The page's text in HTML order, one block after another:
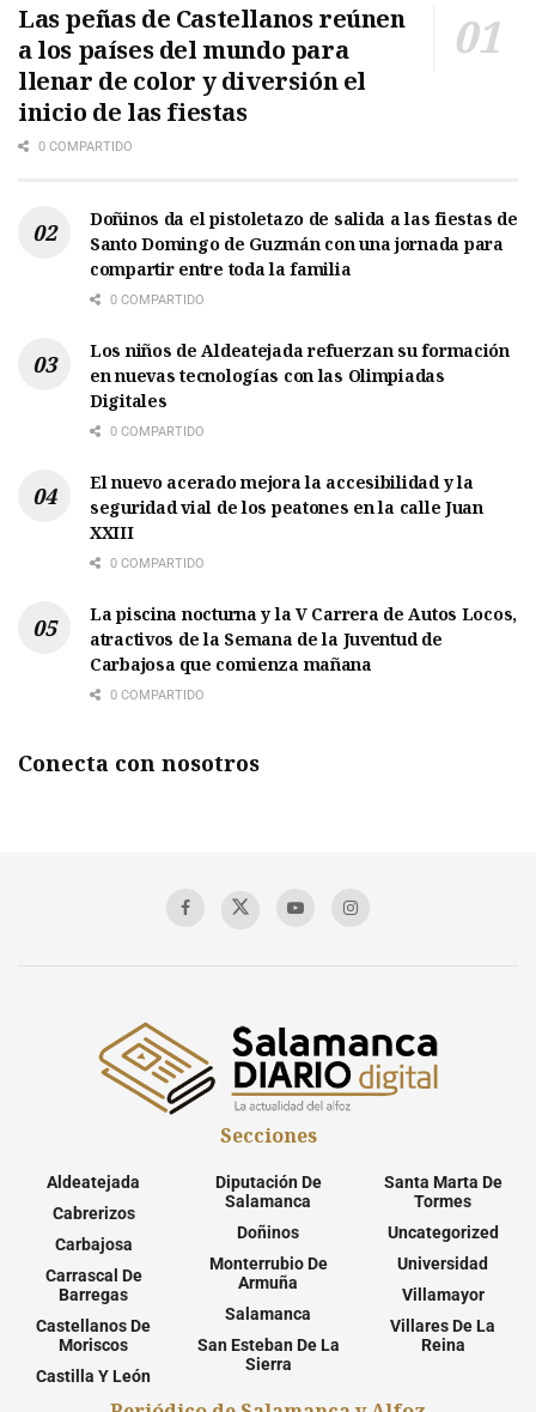
Las peñas de Castellanos reúnen
a los países del mundo para
llenar de color y diversión el
inicio de las fiestas
0 COMPARTIDO
Doñinos da el pistoletazo de salida a las fiestas de
Santo Domingo de Guzmán con una jornada para
compartir entre toda la familia
0 COMPARTIDO
Los niños de Aldeatejada refuerzan su formación
en nuevas tecnologías con las Olimpiadas
Digitales
0 COMPARTIDO
El nuevo acerado mejora la accesibilidad y la
seguridad vial de los peatones en la calle Juan
XXIII
0 COMPARTIDO
La piscina nocturna y la V Carrera de Autos Locos,
atractivos de la Semana de la Juventud de
Carbajosa que comienza mañana
0 COMPARTIDO
Conecta con nosotros
Secciones
Aldeatejada
Cabrerizos
Carbajosa
Carrascal De
Barregas
Castellanos De
Moriscos
Castilla Y León
Diputación De
Salamanca
Doñinos
Monterrubio De
Armuña
Salamanca
San Esteban De La
Sierra
Santa Marta De
Tormes
Uncategorized
Universidad
Villamayor
Villares De La
Reina